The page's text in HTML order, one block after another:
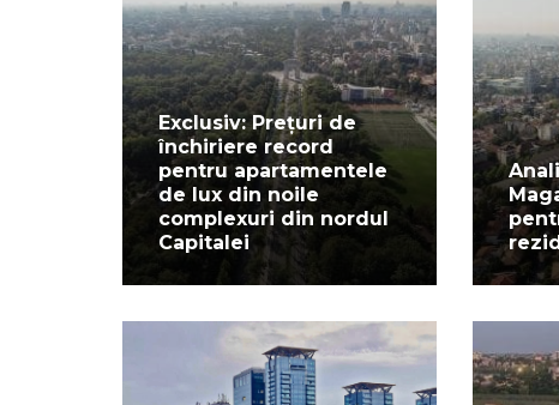
Exclusiv: Prețuri de
închiriere record
pentru apartamentele
de lux din noile
complexuri din nordul
Capitalei